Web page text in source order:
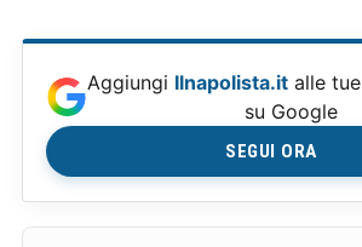
Aggiungi Ilnapolista.it alle
su Google
SEGUI ORA